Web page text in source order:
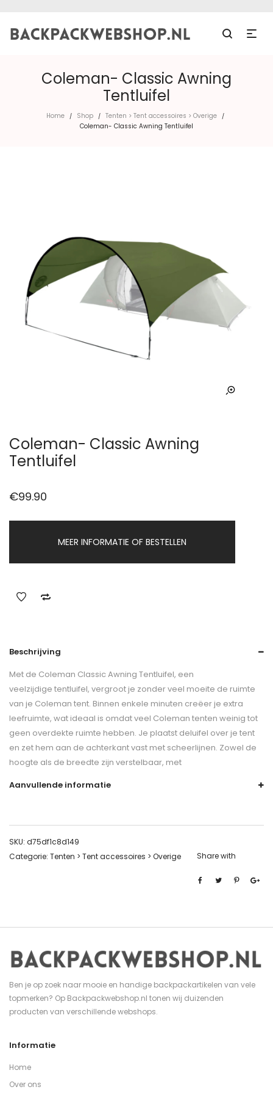
Coleman- Classic Awning
Tentluifel
Home / Shop / Tenten > Tent accessoires > Overige /
Coleman- Classic Awning Tentluifel
Coleman- Classic Awning
Tentluifel
€99.90
MEER INFORMATIE OF BESTELLEN
Beschrijving
Met de Coleman Classic Awning Tentluifel, een
veelzijdige tentluifel, vergroot je zonder veel moeite de ruimte
van je Coleman tent. Binnen enkele minuten creëer je extra
leefruimte, wat ideaal is omdat veel Coleman tenten weinig tot
geen overdekte ruimte hebben. Je plaatst deluifel over je tent
en zet hem aan de achterkant vast met scheerlijnen. Zowel de
hoogte als de breedte zijn verstelbaar, met
Aanvullende informatie
SKU: d75df1c8d149
Categorie: Tenten > Tent accessoires > Overige Share with
Ben je op zoek naar mooie en handige backpackartikelen van vele
topmerken? Op Backpackwebshop.nl tonen wij duizenden
producten van verschillende webshops.
Informatie
Home
Over ons